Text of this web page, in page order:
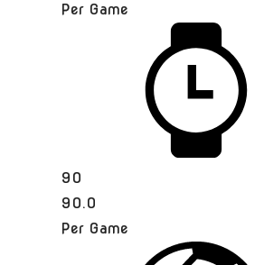
Per Game
90
90.0
Per Game